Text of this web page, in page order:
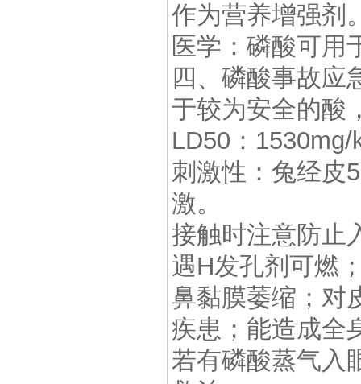
作为营养增强剂
医学：磷酸可用
四、磷酸事故应
于较为安全的酸
LD50：
刺激性：兔经皮
激。
接触时注意防止
遇H发孔剂可燃
鼻黏膜萎缩；对
疾患；能造成全
若有磷酸蒸气入